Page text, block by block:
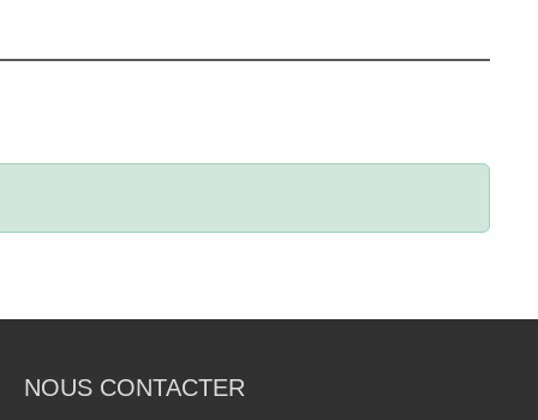
NOUS CONTACTER